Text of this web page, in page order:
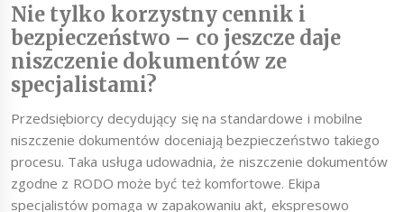
Nie tylko korzystny cennik i
bezpieczeństwo – co jeszcze daje
niszczenie dokumentów ze
specjalistami?
Przedsiębiorcy decydujący się na standardowe i mobilne
niszczenie dokumentów doceniają bezpieczeństwo takiego
procesu. Taka usługa udowadnia, że niszczenie dokumentów
zgodne z RODO może być też komfortowe. Ekipa
specjalistów pomaga w zapakowaniu akt, ekspresowo